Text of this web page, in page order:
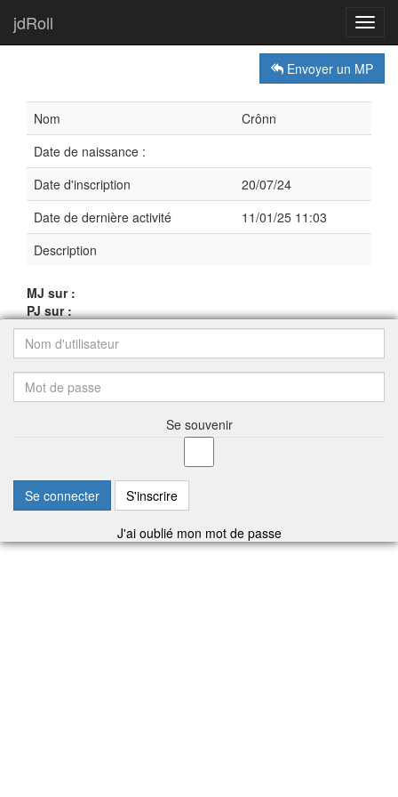
jdRoll
Envoyer un MP
Nom
Crônn
Date de naissance :
Date d'inscription
20/07/24
Date de dernière activité
11/01/25 11:03
Description
MJ sur :
PJ sur :
Se souvenir
Se connecter S'inscrire
J'ai oublié mon mot de passe